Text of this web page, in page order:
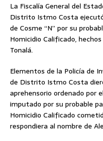
La Fiscalía General del
Distrito Istmo Costa
de Cosme “N” por su
Homicidio Calificado,
Tonalá.
Elementos de la Policía de
de Distrito Istmo Costa
aprehensorio ordenado por
imputado por su probable
Homicidio Calificado
respondiera al nombre de